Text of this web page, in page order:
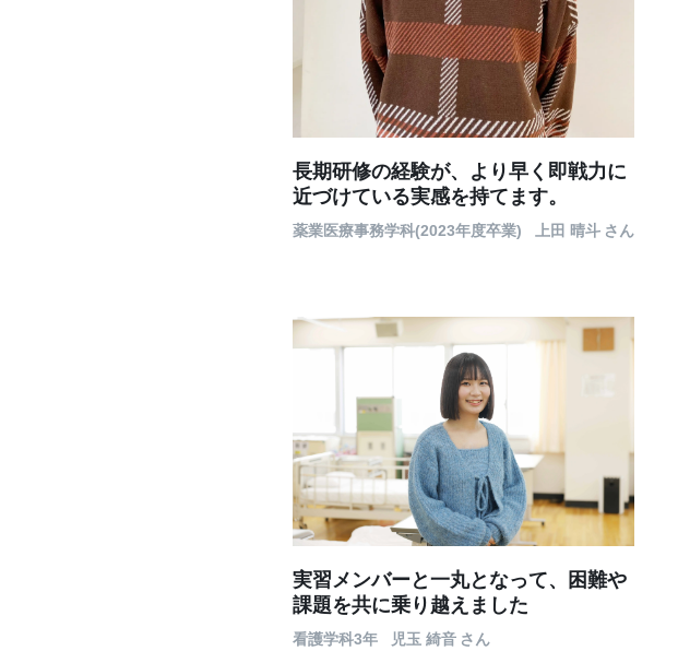
長期研修の経験が、より早く即戦力に
近づけている実感を持てます。
薬業医療事務学科(2023年度卒業) 上田 晴斗 さん
実習メンバーと一丸となって、困難や
課題を共に乗り越えました
看護学科3年 児玉 綺音 さん